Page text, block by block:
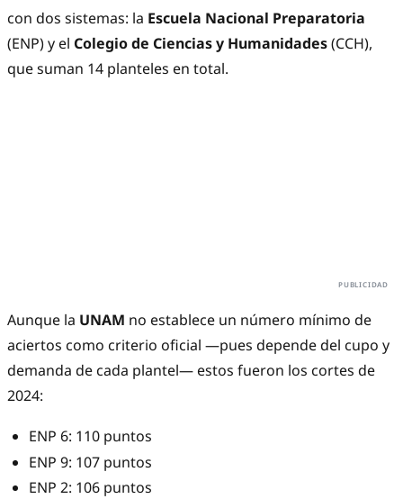
con dos sistemas: la Escuela Nacional Preparatoria
(ENP) y el Colegio de Ciencias y Humanidades(CCH),
que suman 14 planteles en total.
Aunque la UNAM no establece un número mínimo de
aciertos como criterio oficial —pues depende del cupo y
demanda de cada plantel— estos fueron los cortes de
2024:
ENP 6: 110 puntos
ENP 9: 107 puntos
ENP 2: 106 puntos